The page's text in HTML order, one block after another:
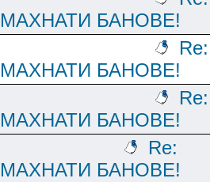
МАХНАТИ БАНОВЕ!
Re:
МАХНАТИ БАНОВЕ!
Re:
МАХНАТИ БАНОВЕ!
Re:
МАХНАТИ БАНОВЕ!